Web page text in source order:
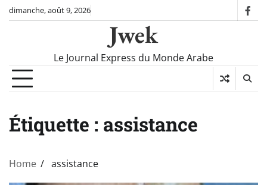
Skipdimanche, août 9, 2026
Jwek
Le Journal Express du Monde Arabe
Étiquette : assistance
Home assistance